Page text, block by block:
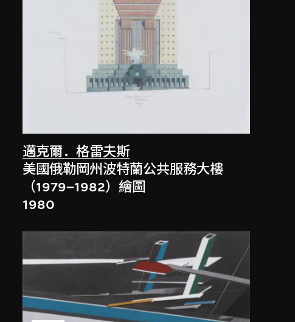
邁克爾．格雷夫斯
美國俄勒岡州波特蘭公共服務大樓
（1979–1982）繪圖
1980